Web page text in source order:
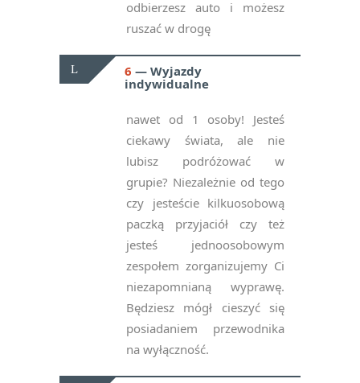
odbierzesz auto i możesz
ruszać w drogę
6
Wyjazdy
indywidualne
nawet od 1 osoby! Jesteś
ciekawy świata, ale nie
lubisz podróżować w
grupie? Niezależnie od tego
czy jesteście kilkuosobową
paczką przyjaciół czy też
jesteś jednoosobowym
zespołem zorganizujemy Ci
niezapomnianą wyprawę.
Będziesz mógł cieszyć się
posiadaniem przewodnika
na wyłączność.